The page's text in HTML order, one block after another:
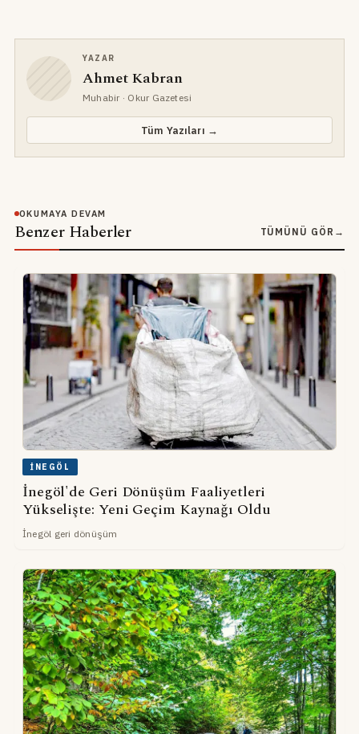
YAZAR
Ahmet Kabran
Muhabir · Okur Gazetesi
Tüm Yazıları →
OKUMAYA DEVAM
Benzer Haberler TÜMÜNÜ GÖR →
İNEGÖL
İnegöl'de Geri Dönüşüm Faaliyetleri
Yükselişte: Yeni Geçim Kaynağı Oldu
İnegöl geri dönüşüm